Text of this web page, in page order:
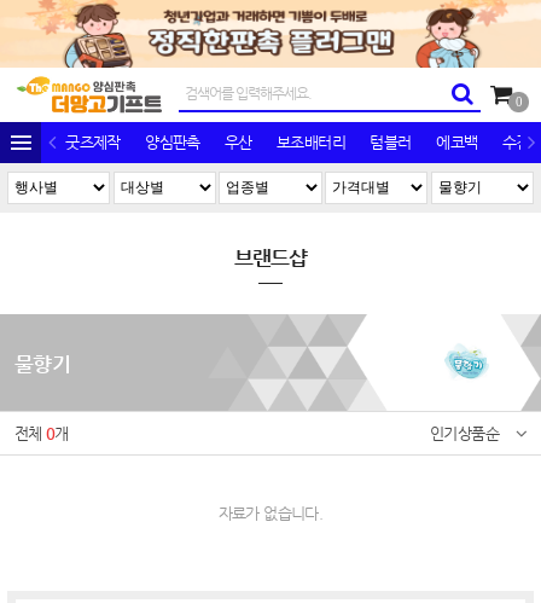
0
굿즈제작 양심판촉 우산 보조배터리 텀블러 에코백 수건/
브랜드샵
물향기
전체0개 인기상품순
자료가 없습니다.